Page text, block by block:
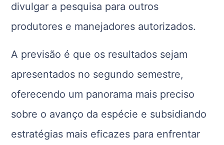
divulgar a pesquisa para outros
produtores e manejadores autorizados.
A previsão é que os resultados sejam
apresentados no segundo semestre,
oferecendo um panorama mais preciso
sobre o avanço da espécie e subsidiando
estratégias mais eficazes para enfrentar